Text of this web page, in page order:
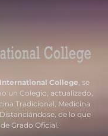
College , se
un Colegio, actualizado,
Tradicional, Medicina
de lo que
Grado Oficial.